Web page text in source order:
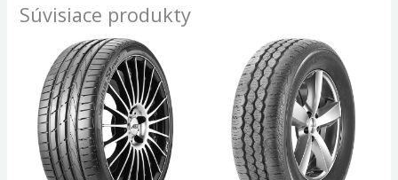
Súvisiace produkty